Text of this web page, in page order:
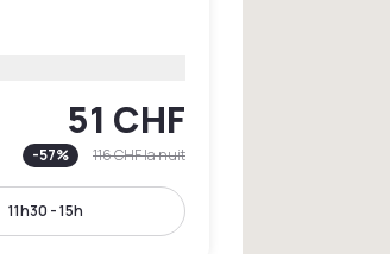
51 CHF
-57% 116 CHFla nuit
11h30 - 15h